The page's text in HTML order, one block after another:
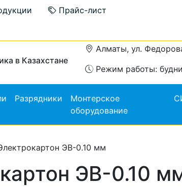
Прайс-лист
в Казахстане
Алматы, ул.
Режим работы:
Разрядники
Монтерское
оборудование
ЭВ-0.10 мм
ЭВ-0.10